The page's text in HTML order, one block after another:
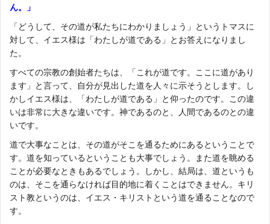
ん。」
「どうして、その道が私たちにわかりましょう」というトマスに
対して、イエス様は「わたしが道である」とお答えになりまし
た。
すべての宗教の創始者たちは、「これが道です。ここに道があり
ます」と言って、自分が見出した道を人々に示そうとします。し
かしイエス様は、「わたしが道である」と仰ったのです。この違
いは非常に大きな違いです。神であるのと、人間であるのとの違
いです。
道で大事なことは、その道がそこを通るためにあるということで
す。道を知っているということも大事でしょう。また道を眺める
ことが必要なときもあるでしょう。しかし、結局は、道というも
のは、そこを通らなければ目的地に着くことはできません。キリ
スト教というのは、イエス・キリストという道を通ることなので
す。